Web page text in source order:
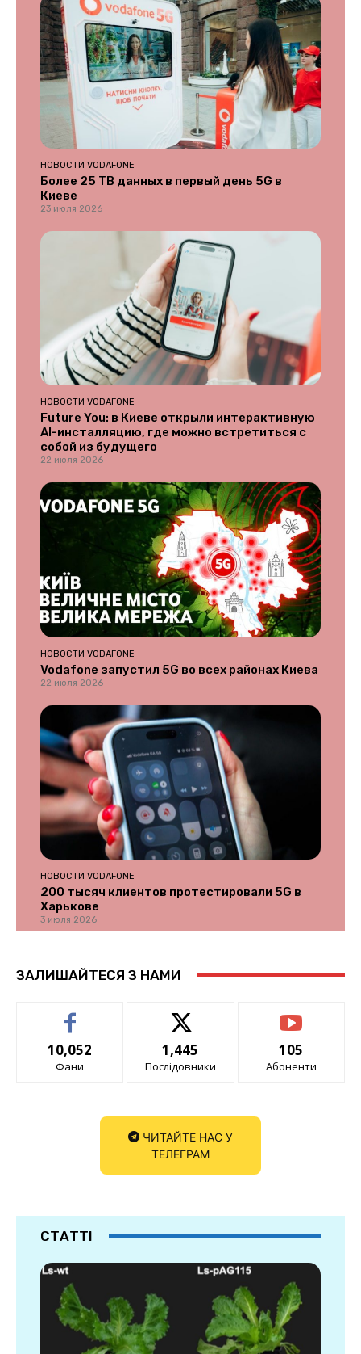
НОВОСТИ VODAFONE
Более 25 ТВ данных в первый день 5G в
Киеве
23 июля 2026
НОВОСТИ VODAFONE
Future You: в Киеве открыли интерактивную
AI-инсталляцию, где можно встретиться с
собой из будущего
22 июля 2026
НОВОСТИ VODAFONE
Vodafone запустил 5G во всех районах Киева
22 июля 2026
НОВОСТИ VODAFONE
200 тысяч клиентов протестировали 5G в
Харькове
3 июля 2026
ЗАЛИШАЙТЕСЯ З НАМИ
10,052
Фани
1,445
Послідовники
105
Абоненти
ЧИТАЙТЕ НАС У
ТЕЛЕГРАМ
СТАТТІ